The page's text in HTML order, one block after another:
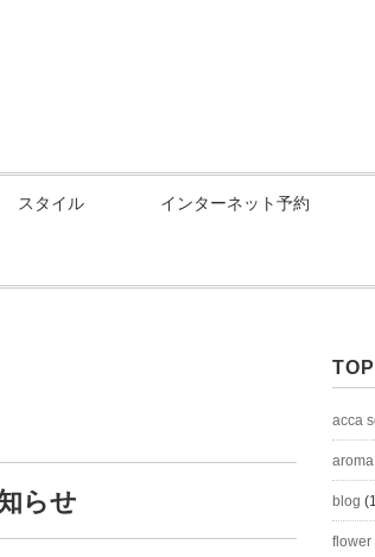
スタイル インターネット予約
らせ
acca
blog
flower